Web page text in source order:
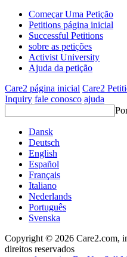
Começar Uma Petição
Petitions página inicial
Successful Petitions
sobre as petições
Activist University
Ajuda da petição
Care2 página inicial Care2
Inquiry fale conosco ajuda
Dansk
Deutsch
English
Español
Français
Italiano
Nederlands
Português
Svenska
Copyright © 2026 Care2.com,
direitos reservados